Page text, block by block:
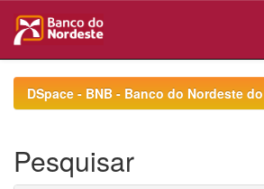
navigationDSpace - BNB - Banco do Nordeste
Pesquisar